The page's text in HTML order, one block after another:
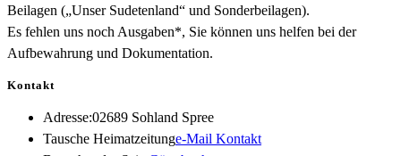
Beilagen („Unser Sudetenland“ und Sonderbeilagen).
Es fehlen uns noch Ausgaben*, Sie können uns helfen bei der
Aufbewahrung und Dokumentation.
Kontakt
Adresse:02689 Sohland Spree
Tausche Heimatzeitunge-Mail KontaktOpens